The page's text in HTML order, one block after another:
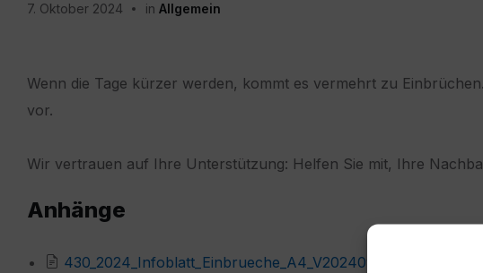
7. Oktober 2024 in Allgemein
Wenn die Tage kürzer werden, kommt es vermehrt zu
vor.
Wir vertrauen auf Ihre Unterstützung: Helfen Sie mit, Ihre
Anhänge
430_2024_Infoblatt_Einbrueche_A4_V20240913.pdf